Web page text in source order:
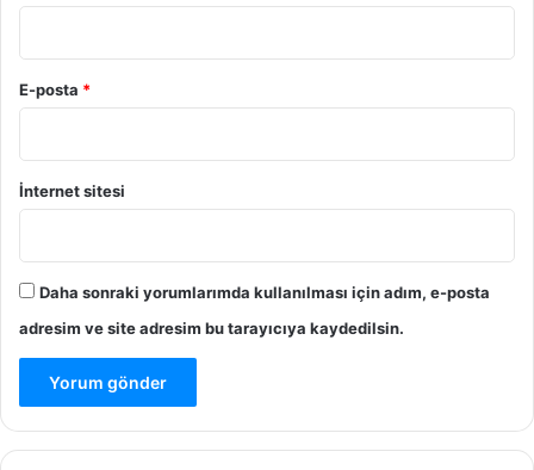
E-posta *
İnternet sitesi
Daha sonraki yorumlarımda kullanılması için adım, e-posta
adresim ve site adresim bu tarayıcıya kaydedilsin.